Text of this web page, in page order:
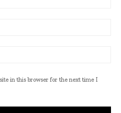
in this browser for the next time I